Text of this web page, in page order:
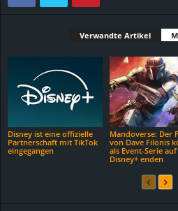
Verwandte Artikel
Disney ist eine offizielle
Partnerschaft mit TikTok
eingegangen
Mandoverse: Der
von Dave Filonis
als Event-Serie auf
Disney+ enden